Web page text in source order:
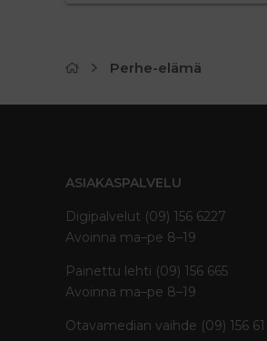
Perhe-elämä
ASIAKASPALVELU
Digipalvelut (09) 156 6227
Avoinna ma–pe 8–19
Painettu lehti (09) 156 665
Avoinna ma–pe 8–19
Otavamedian vaihde (09) 156 61